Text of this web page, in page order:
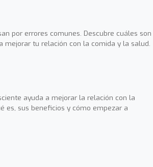
por errores comunes. Descubre cuáles son
mejorar tu relación con la comida y la salud.
ayuda a mejorar la relación con la
es, sus beneficios y cómo empezar a